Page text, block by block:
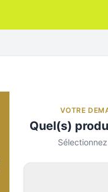
VOTRE
Quel(s)